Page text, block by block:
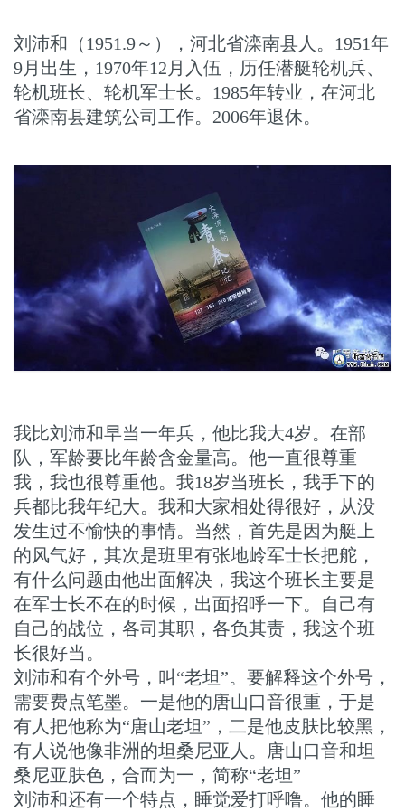
刘沛和（1951.9～），河北省滦南县人。1951年
9月出生，1970年12月入伍，历任潜艇轮机兵、
轮机班长、轮机军士长。1985年转业，在河北
省滦南县建筑公司工作。2006年退休。
我比刘沛和早当一年兵，他比我大4岁。在部
队，军龄要比年龄含金量高。他一直很尊重
我，我也很尊重他。我18岁当班长，我手下的
兵都比我年纪大。我和大家相处得很好，从没
发生过不愉快的事情。当然，首先是因为艇上
的风气好，其次是班里有张地岭军士长把舵，
有什么问题由他出面解决，我这个班长主要是
在军士长不在的时候，出面招呼一下。自己有
自己的战位，各司其职，各负其责，我这个班
长很好当。
刘沛和有个外号，叫“老坦”。要解释这个外号，
需要费点笔墨。一是他的唐山口音很重，于是
有人把他称为“唐山老坦”，二是他皮肤比较黑，
有人说他像非洲的坦桑尼亚人。唐山口音和坦
桑尼亚肤色，合而为一，简称“老坦”
刘沛和还有一个特点，睡觉爱打呼噜。他的睡